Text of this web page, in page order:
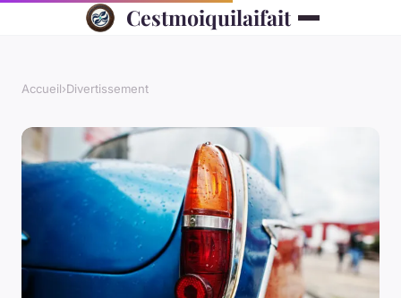
Cestmoiquilaifait
Accueil›Divertissement